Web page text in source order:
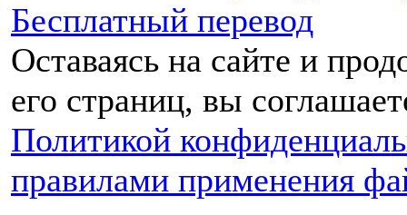
Бесплатный перевод
Оставаясь на сайте и
его страниц, вы
Политикой
правилами применения